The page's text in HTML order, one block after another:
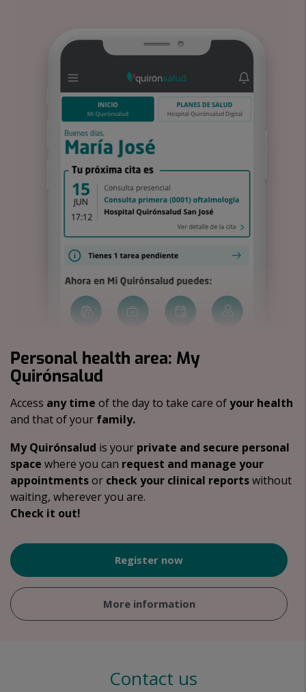
Personal health area: My
Quirónsalud
Access any time of the day to take care ofyour health
and that of your family.
My Quirónsalud is your private and secure personal
space where you can request and manage your
appointmentsor check your clinical reportswithout
waiting, wherever you are.
Check it out!
Register now
More information
Contact us